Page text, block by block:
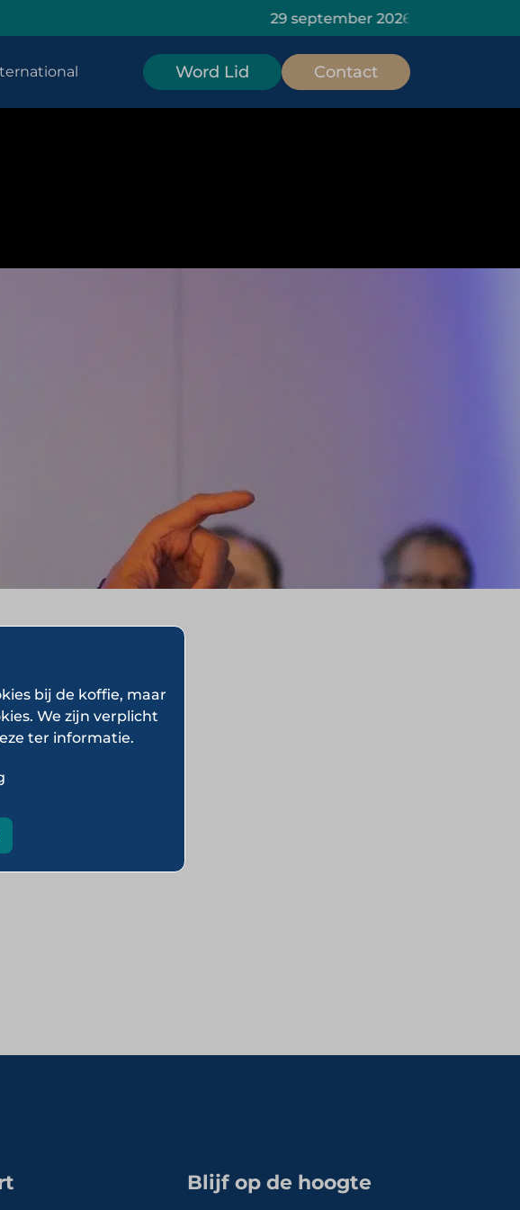
29 september 2026: HOMiES
Word Lid Contact
Blijf op de hoogte
bij de koffie, maar
We zijn verplicht
ter informatie.